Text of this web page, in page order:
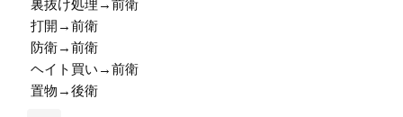
裏抜け処理→前衛
打開→前衛
防衛→前衛
ヘイト買い→前衛
置物→後衛